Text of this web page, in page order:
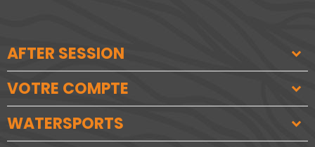
AFTER SESSION
VOTRE COMPTE
WATERSPORTS